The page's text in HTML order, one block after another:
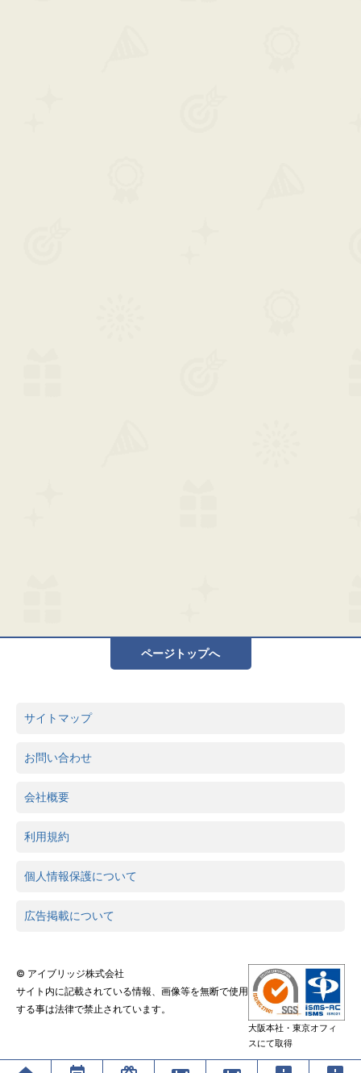
ページトップへ
サイトマップ
お問い合わせ
会社概要
利用規約
個人情報保護について
広告掲載について
© アイブリッジ株式会社
サイト内に記載されている情報、画像等を無断で使用
する事は法律で禁止されています。
大阪本社・東京オフィ
スにて取得